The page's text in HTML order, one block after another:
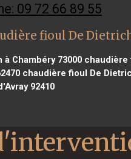
09 72 66 89 55
fioul De
Chambéry 73000chaudière
chaudière fioul De
92410